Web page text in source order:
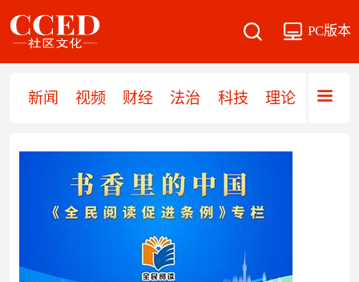
PC版本
新闻 视频 财经 法治 科技 理论 党建